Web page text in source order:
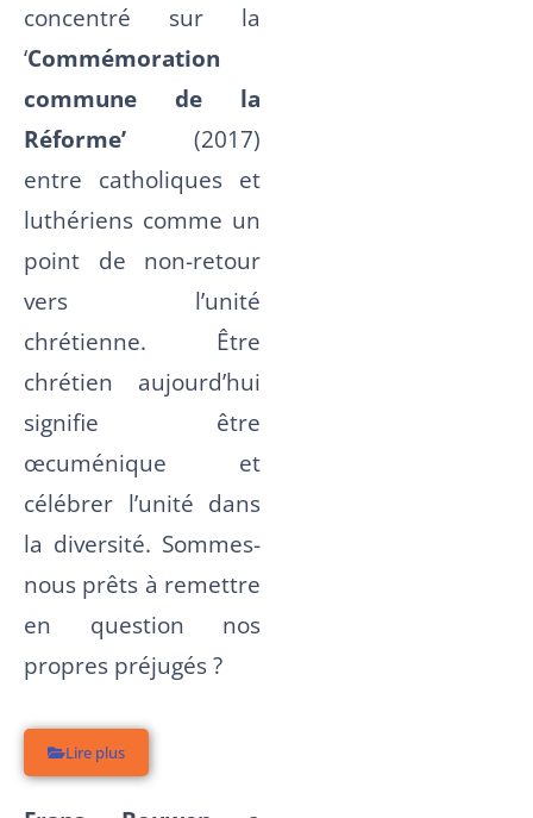
concentré sur la
‘Commémoration
commune de la
Réforme’ (2017)
entre catholiques et
luthériens comme un
point de non-retour
vers l’unité
chrétienne. Être
chrétien aujourd’hui
signifie être
œcuménique et
célébrer l’unité dans
la diversité. Sommes-
nous prêts à remettre
en question nos
propres préjugés ?
Lire plus